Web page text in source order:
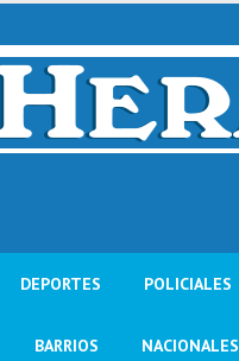
DEPORTES POLICIALES
BARRIOS NACIONALES